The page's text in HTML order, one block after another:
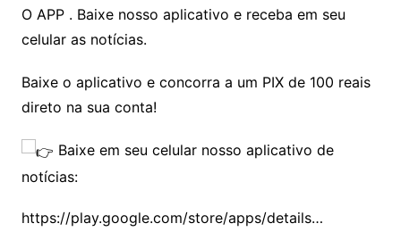
O APP . Baixe nosso aplicativo e receba em seu
celular as notícias.
Baixe o aplicativo e concorra a um PIX de 100 reais
direto na sua conta!
Baixe em seu celular nosso aplicativo de
notícias:
https://play.google.com/store/apps/details…